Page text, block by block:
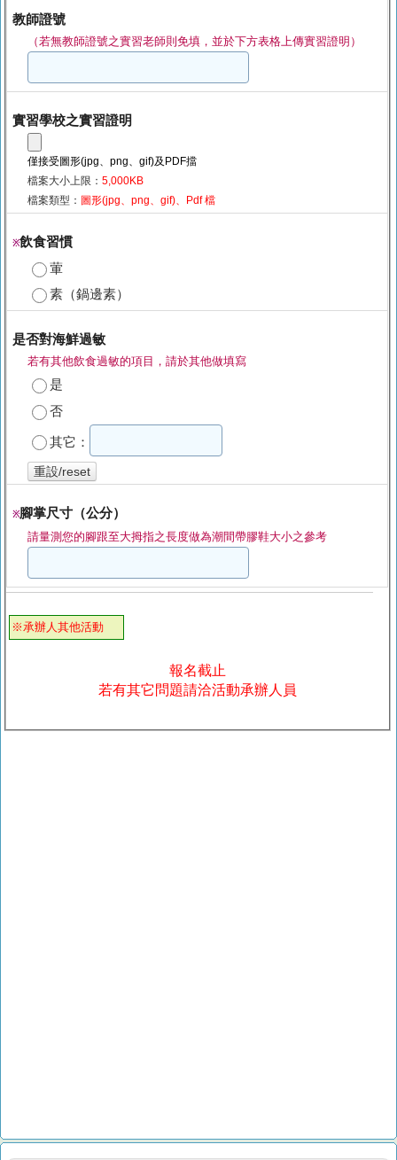
教師證號
（若無教師證號之實習老師則免填，並於下方表格上傳實習證明）
實習學校之實習證明
僅接受圖形(jpg、png、gif)及PDF擋
檔案大小上限： 5,000KB
檔案類型： 圖形(jpg、png、gif)、Pdf 檔
※飲食習慣
葷
素（鍋邊素）
是否對海鮮過敏
若有其他飲食過敏的項目，請於其他做填寫
是
否
其它：
重設/reset
※腳掌尺寸（公分）
請量測您的腳跟至大拇指之長度做為潮間帶膠鞋大小之參考
※承辦人其他活動
報名截止
若有其它問題請洽活動承辦人員